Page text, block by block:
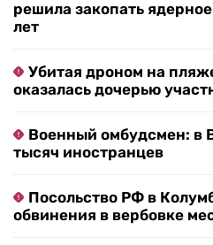
решила закопать
лет
Убитая дроном на
оказалась дочерью
Военный омбудсмен: в
тысяч иностранцев
Посольство РФ в
обвинения в вербовке